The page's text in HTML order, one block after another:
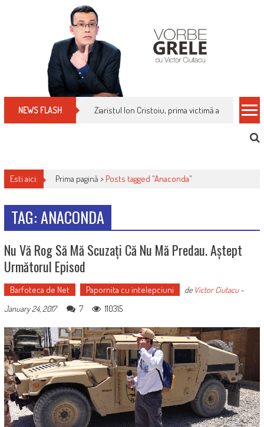
NEWS FLASH Ziaristul Ion Cristoiu, prima victimă a noi
Esti aici: Prima pagină > Posts tagged "Anaconda"
TAG: ANACONDA
Nu Vă Rog Să Mă Scuzați Că Nu Mă Predau. Aștept
Următorul Episod
Barfoteca de Net Papornita cu intelepciuni de Victor Ciutacu-
January 24, 2017
7 110315